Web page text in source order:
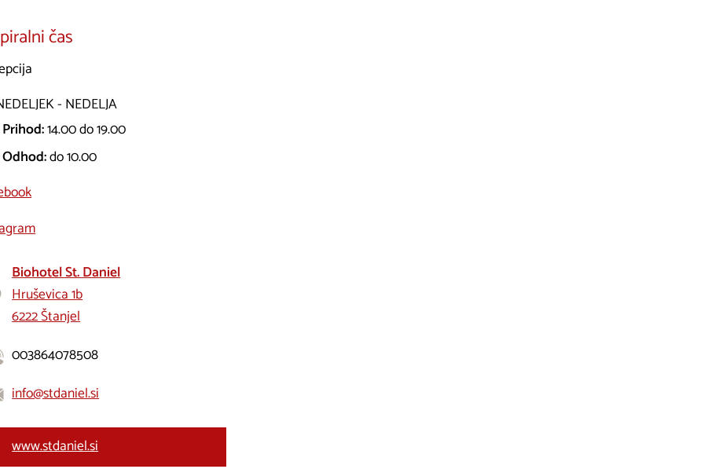
čas
- NEDELJA
Prihod:14.00 do 19.00
Odhod:do 10.00
Biohotel St. Daniel
Hruševica 1b
6222 Štanjel
003864078508
info@stdaniel.si
www.stdaniel.si